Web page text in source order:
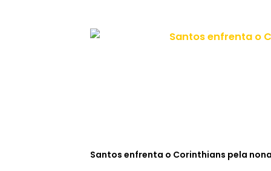
Santos enfrenta o Corinthians pela